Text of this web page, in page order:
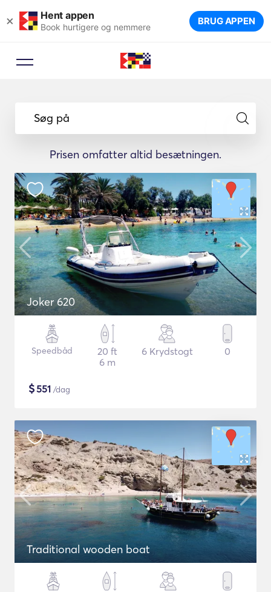
× Hent appen
Book hurtigere og nemmere BRUG APPEN
Søg på
Prisen omfatter altid besætningen.
Joker 620
Speedbåd
20 ft
6 m
6 Krydstogt 0
$551 /dag
Traditional wooden boat